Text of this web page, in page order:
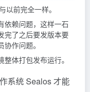
以前完全一样。
依赖问题，这样一石
完了之后要发版本要
作问题。
体打包发布运行。
系统 Sealos 才能